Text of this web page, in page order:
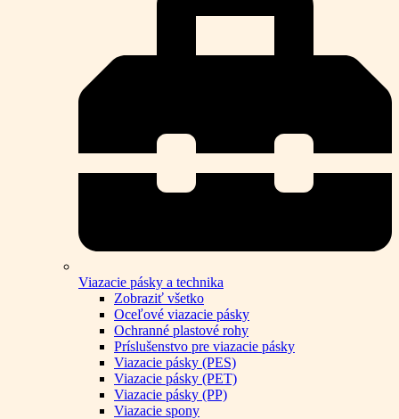
Viazacie pásky a technika
Zobraziť všetko
Oceľové viazacie pásky
Ochranné plastové rohy
Príslušenstvo pre viazacie pásky
Viazacie pásky (PES)
Viazacie pásky (PET)
Viazacie pásky (PP)
Viazacie spony